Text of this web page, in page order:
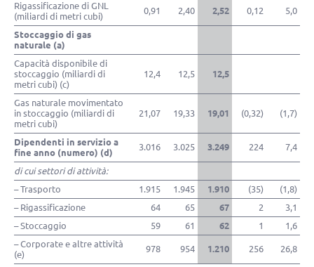
Rigassificazione di GNL
(miliardi di metri cubi)
0,91 2,40 2,52 0,12 5,0
Stoccaggio di gas
naturale (a)
Capacità disponibile di
stoccaggio (miliardi di
metri cubi) (c)
12,4 12,5 12,5
Gas naturale movimentato
in stoccaggio (miliardi di
metri cubi)
21,07 19,33 19,01 (0,32) (1,7)
Dipendenti in servizio a
fine anno (numero) (d)
3.016 3.025 3.249 224 7,4
di cui settori di attività:
– Trasporto
1.915 1.945 1.910 (35)
(1,8)
– Rigassificazione
64 65 67 2
3,1
– Stoccaggio
59 61 62 1
1,6
– Corporate e altre attività
(e)
978 954 1.210 256 26,8